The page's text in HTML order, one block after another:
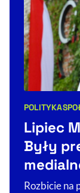
Kategorie
POLITYKA
Lipiec
Były
Rozbicie na